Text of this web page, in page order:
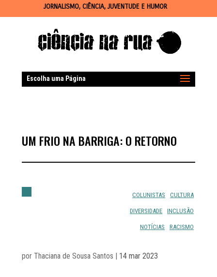
JORNALISMO, CIÊNCIA, JUVENTUDE E HUMOR
Escolha uma Página
UM FRIO NA BARRIGA: O RETORNO
COLUNISTAS CULTURA
DIVERSIDADE INCLUSÃO
NOTÍCIAS RACISMO
por Thaciana de Sousa Santos | 14 mar 2023